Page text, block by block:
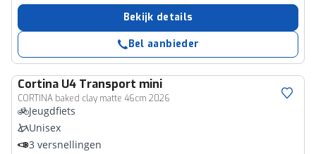
Bekijk details
Bel aanbieder
Cortina U4 Transport mini
CORTINA baked clay matte 46cm 2026
Jeugdfiets
Unisex
3 versnellingen